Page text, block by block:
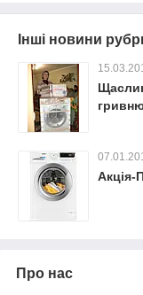
Інші новини
Акція-
Про нас